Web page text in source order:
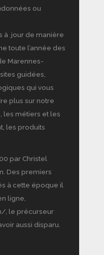
ou
à jour de manière
toute l’année des
Marennes-
guidées,
qui vous
plus sur notre
les métiers et les
les produits
par Christel
Des premiers
à cette époque il
ligne,
, le précurseur
aussi disparu.